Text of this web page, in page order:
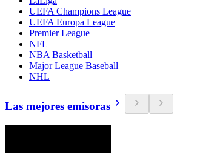
UEFA Champions League
UEFA Europa League
Premier League
NFL
NBA Basketball
Major League Baseball
NHL
Las mejores emisoras